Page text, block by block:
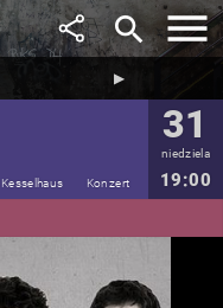
search
▶︎
31
niedziela
19:00
Kesselhaus Konzert